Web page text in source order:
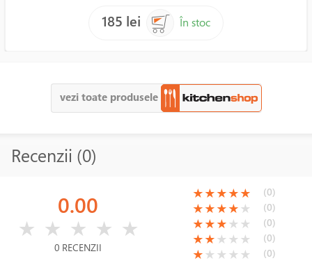
185 lei
În stoc
vezi toate produsele
Recenzii (0)
0.00
★ ★ ★ ★ ★
0 RECENZII
(*)
★(*)
★(*)
★(*)
★(*)
★ (0)
(*)
★(*)
★(*)
★(*)
★( )
★ (0)
(*)
★(*)
★(*)
★( )
★ ( )
★ (0)
(*)
★(*)
★( )
★ ( )
★ ( )
★ (0)
(*)
★( )
★ ( )
★ ( )
★ ( )
★ (0)